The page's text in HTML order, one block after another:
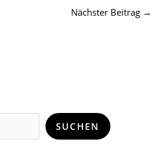
Nächster Beitrag →
SUCHEN